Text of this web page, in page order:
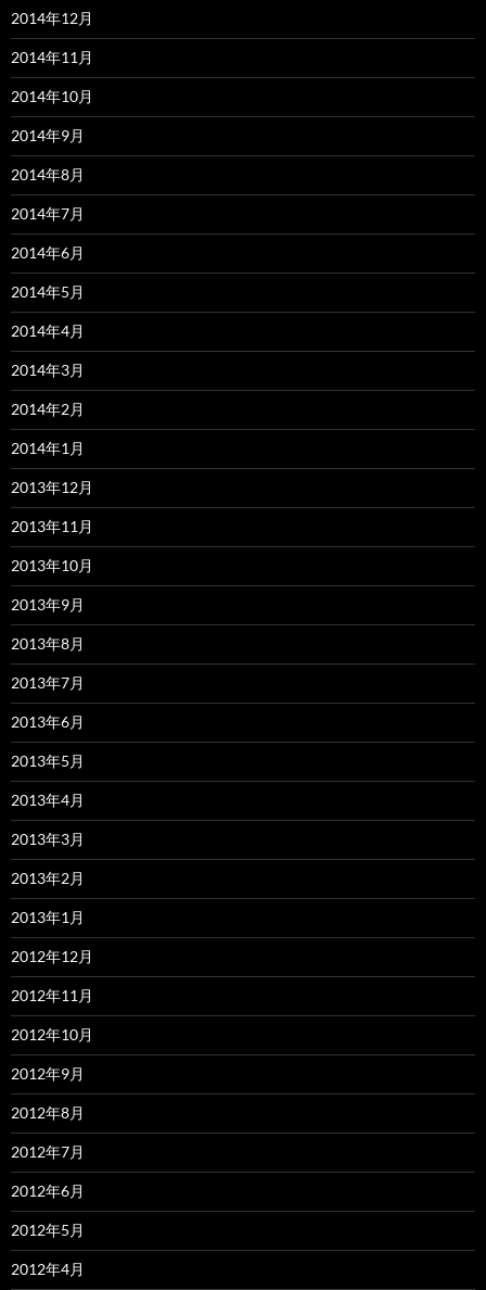
2014年12月
2014年11月
2014年10月
2014年9月
2014年8月
2014年7月
2014年6月
2014年5月
2014年4月
2014年3月
2014年2月
2014年1月
2013年12月
2013年11月
2013年10月
2013年9月
2013年8月
2013年7月
2013年6月
2013年5月
2013年4月
2013年3月
2013年2月
2013年1月
2012年12月
2012年11月
2012年10月
2012年9月
2012年8月
2012年7月
2012年6月
2012年5月
2012年4月